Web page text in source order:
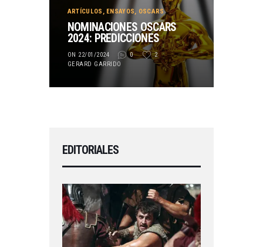
EQUIPO DE BBK
TÉRMINOS Y CONDICIONES
ARTÍCULOS , ENSAYOS, OSCARS
NOMINACIONES OSCARS
2024: PREDICCIONES
ON 22/01/2024 0
2
GERARD GARRIDO
EDITORIALES